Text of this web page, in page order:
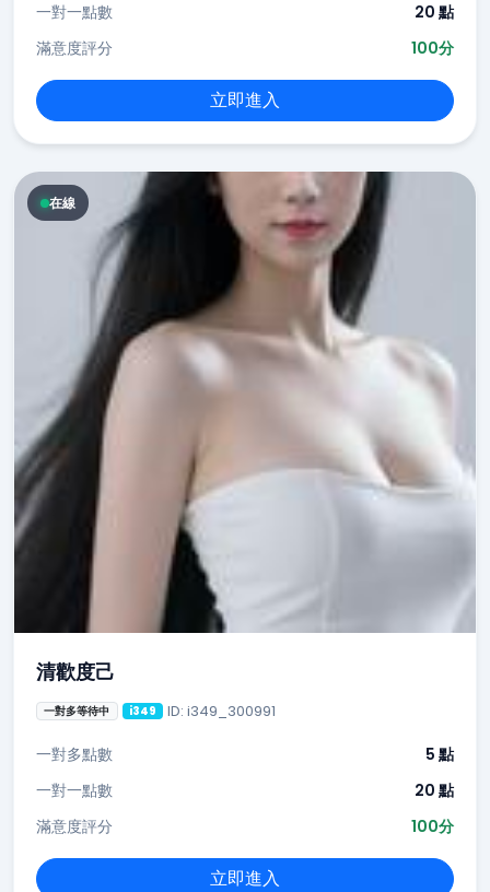
一對一點數
20 點
滿意度評分
100分
立即進入
在線
清歡度己
一對多等待中 i349 ID: i349_300991
一對多點數
5 點
一對一點數
20 點
滿意度評分
100分
立即進入